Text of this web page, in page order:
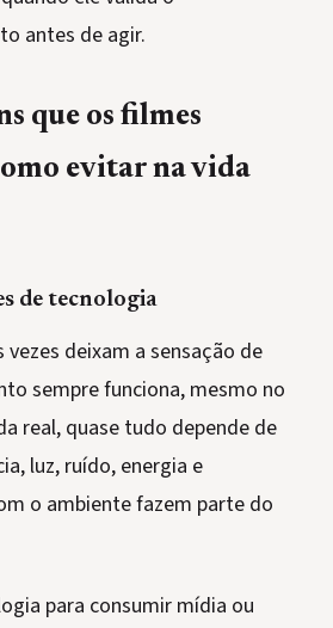
antes de agir.
que os filmes
evitar na vida
de tecnologia
vezes deixam a sensação de
sempre funciona, mesmo no
real, quase tudo depende de
luz, ruído, energia e
o ambiente fazem parte do
para consumir mídia ou